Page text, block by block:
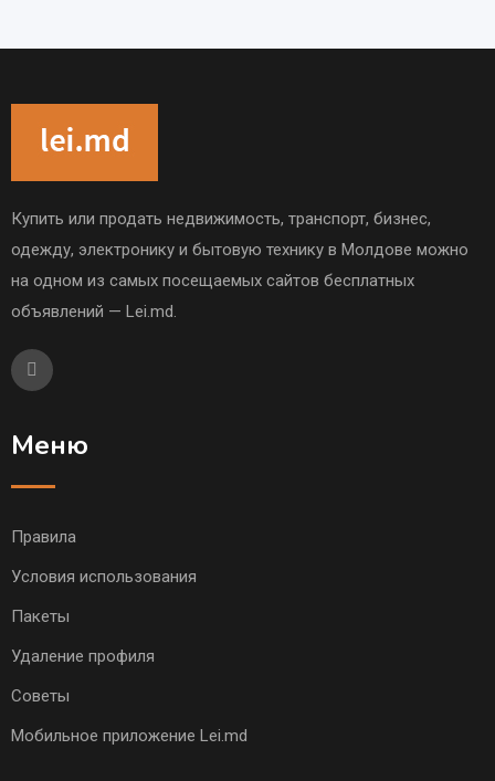
Купить или продать недвижимость, транспорт, бизнес,
одежду, электронику и бытовую технику в Молдове можно
на одном из самых посещаемых сайтов бесплатных
объявлений — Lei.md.
Меню
Правила
Условия использования
Пакеты
Удаление профиля
Советы
Мобильное приложение Lei.md